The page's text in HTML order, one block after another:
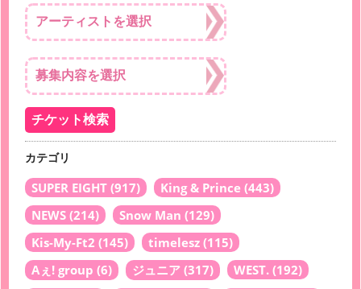
カテゴリ
SUPER EIGHT (917) King & Prince (443)
NEWS (214) Snow Man (129)
Kis-My-Ft2 (145) timelesz (115)
Aぇ! group (6) ジュニア (317) WEST. (192)